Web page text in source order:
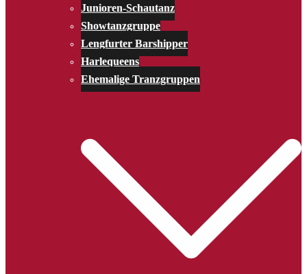
Junioren-Schautanz
Showtanzgruppe
Lengfurter Barshipper
Harlequeens
Ehemalige Tranzgruppen